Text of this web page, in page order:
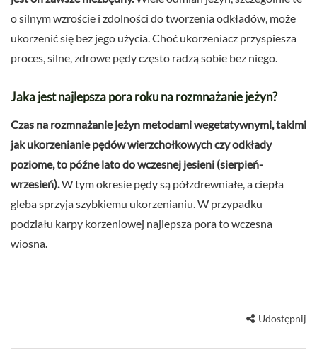
o silnym wzroście i zdolności do tworzenia odkładów, może
ukorzenić się bez jego użycia. Choć ukorzeniacz przyspiesza
proces, silne, zdrowe pędy często radzą sobie bez niego.
Jaka jest najlepsza pora roku na rozmnażanie jeżyn?
Czas na rozmnażanie jeżyn metodami wegetatywnymi, takimi
jak ukorzenianie pędów wierzchołkowych czy odkłady
poziome, to późne lato do wczesnej jesieni (sierpień-
wrzesień).W tym okresie pędy są półzdrewniałe, a ciepła
gleba sprzyja szybkiemu ukorzenianiu. W przypadku
podziału karpy korzeniowej najlepsza pora to wczesna
wiosna.
Udostępnij